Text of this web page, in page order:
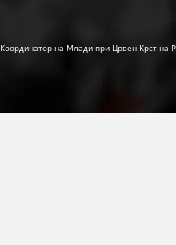
Координатор на Млади при Црвен Крст на